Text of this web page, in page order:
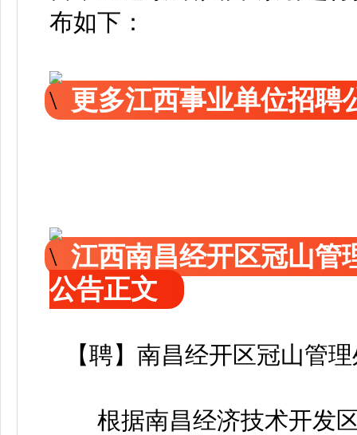
布如下：
更多江西事业单位招聘
江西南昌经开区冠山管
公告正文
【聘】南昌经开区冠山管
根据南昌经济技术开发区